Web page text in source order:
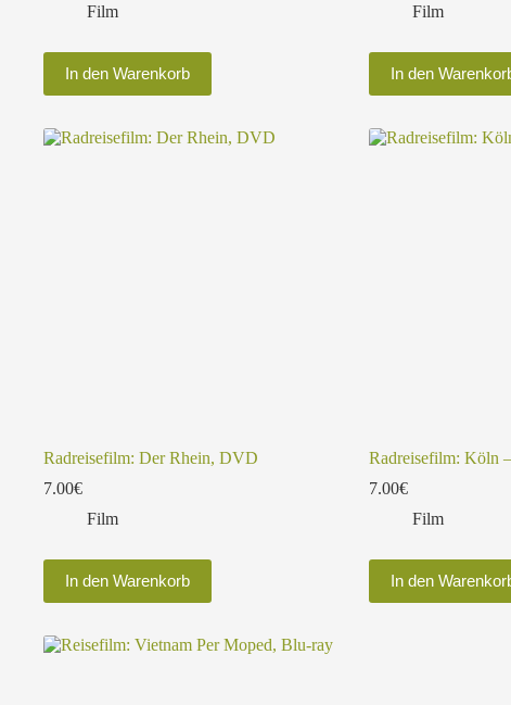
Film
In den Warenkorb
Film
In den
Radreisefilm: Der Rhein, DVD
7.00€
Film
In den Warenkorb
Radreisefilm: Köln
7.00€
Film
In den